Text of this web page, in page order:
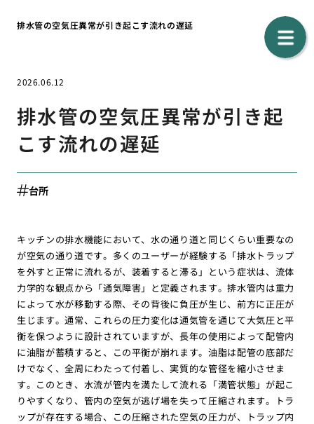
排水管の空気圧異常が引き起こす流れの遅延
2026.06.12
排水管の空気圧異常が引き起
こす流れの遅延
台所
キッチンの排水機能において、水の通り道と同じくらい重要なの
が空気の通り道です。多くのユーザーが経験する「排水トラップ
を外すと正常に流れるが、装着すると滞る」という症状は、流体
力学的な観点から「通気障害」と定義されます。排水管内は重力
によって水が移動する際、その背後に負圧が生じ、前方に正圧が
生じます。通常、これらの圧力変化は通気管を通じて大気圧と平
衡を保つように設計されていますが、長年の使用によって配管内
に油脂が蓄積すると、この平衡が崩れます。油脂は配管の底部だ
けでなく、全周にわたって付着し、実質的な管径を縮小させま
す。このとき、水流が管内を満たして流れる「満管状態」が起こ
りやすくなり、管内の空気が逃げ場を失って圧縮されます。トラ
ップが存在する場合、この圧縮された空気の圧力が、トラップ内